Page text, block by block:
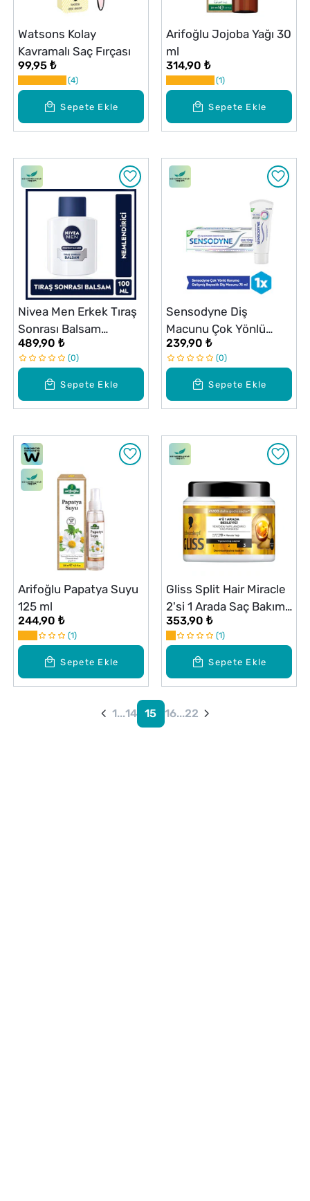
Sepete Ekle
Watsons Kolay
Kavramalı Saç Fırçası
99,95 ₺
4
Sepete Ekle
Arifoğlu Jojoba Yağı 30
ml
314,90 ₺
1
Sepete Ekle
Nivea Men Erkek Tıraş
Sonrası Balsam
Protect & Care 100 ml
489,90 ₺
0
Sepete Ekle
Sensodyne Diş
Macunu Çok Yönlü
Koruyucu ve Gelişmiş
Beyaz 75 ml
239,90 ₺
0
Sepete Ekle
Arifoğlu Papatya Suyu
125 ml
244,90 ₺
1
Sepete Ekle
Gliss Split Hair Miracle
2'si 1 Arada Saç Bakım
Maskesi 300 ml
353,90 ₺
1
1...14 15 16...22